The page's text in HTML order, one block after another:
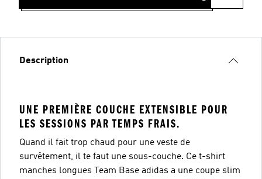
Description
UNE PREMIÈRE COUCHE EXTENSIBLE POUR
LES SESSIONS PAR TEMPS FRAIS.
Quand il fait trop chaud pour une veste de
survêtement, il te faut une sous-couche. Ce t-shirt
manches longues Team Base adidas a une coupe slim